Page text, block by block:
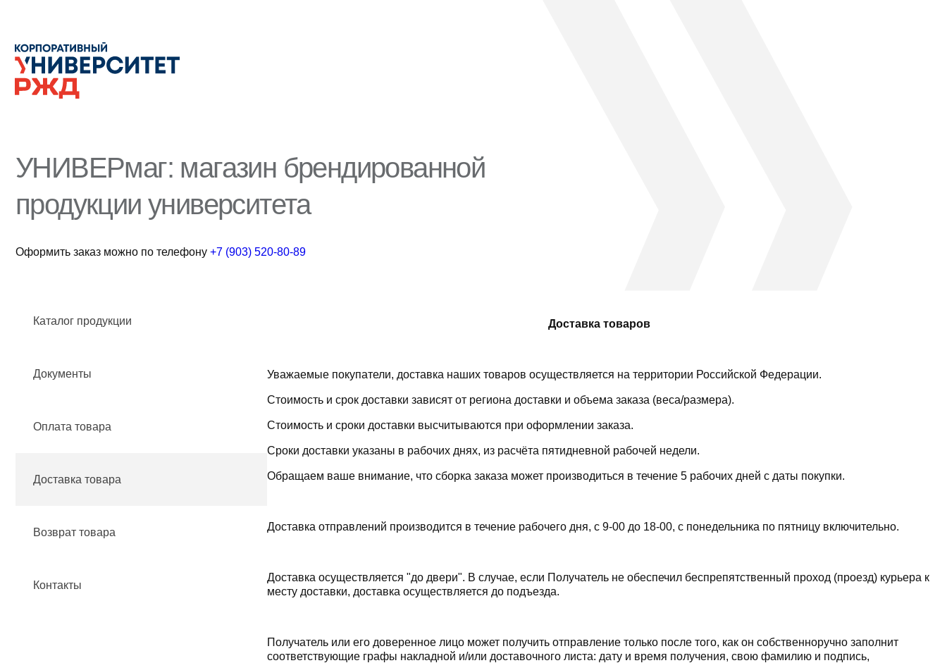
УНИВЕРмаг: магазин брендированной
продукции университета
Оформить заказ можно по телефону +7 (903) 520-80-89
Каталог продукции
Документы
Оплата товара
Доставка товара
Возврат товара
Контакты
Доставка товаров
Уважаемые покупатели, доставка наших товаров осуществляется на территории Российской Федерации.
Стоимость и срок доставки зависят от региона доставки и объема заказа (веса/размера).
Стоимость и сроки доставки высчитываются при оформлении заказа.
Сроки доставки указаны в рабочих днях, из расчёта пятидневной рабочей недели.
Обращаем ваше внимание, что сборка заказа может производиться в течение 5 рабочих дней с даты покупки.
Доставка отправлений производится в течение рабочего дня, с 9-00 до 18-00, с понедельника по пятницу включительно.
Доставка осуществляется "до двери". В случае, если Получатель не обеспечил беспрепятственный проход (проезд) курьера к
месту доставки, доставка осуществляется до подъезда.
Получатель или его доверенное лицо может получить отправление только после того, как он собственноручно заполнит
соответствующие графы накладной и/или доставочного листа: дату и время получения, свою фамилию и подпись,